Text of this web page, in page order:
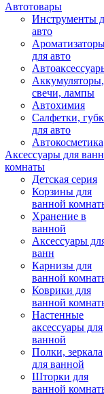
Автотовары
Инструменты
авто
для авто
Аккумуляторы,
свечи, лампы
Автохимия
Салфетки,
для авто
Автокосметика
Аксессуары для
комнаты
Детская серия
Корзины для
ванной
Хранение в
ванной
Аксессуары
ванн
Карнизы для
ванной
Коврики для
ванной
Настенные
аксессуары для
ванной
Полки, зеркала
для ванной
Шторки для
ванной